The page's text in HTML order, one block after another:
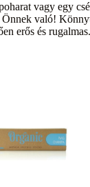
vagy egy
való!
erős és rugalmas.